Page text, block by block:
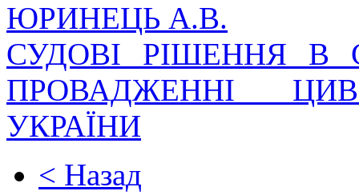
ЮРИНЕЦЬ А.В.
СУДОВІ РІШЕННЯ
ПРОВАДЖЕННІ
УКРАЇНИ
< Назад